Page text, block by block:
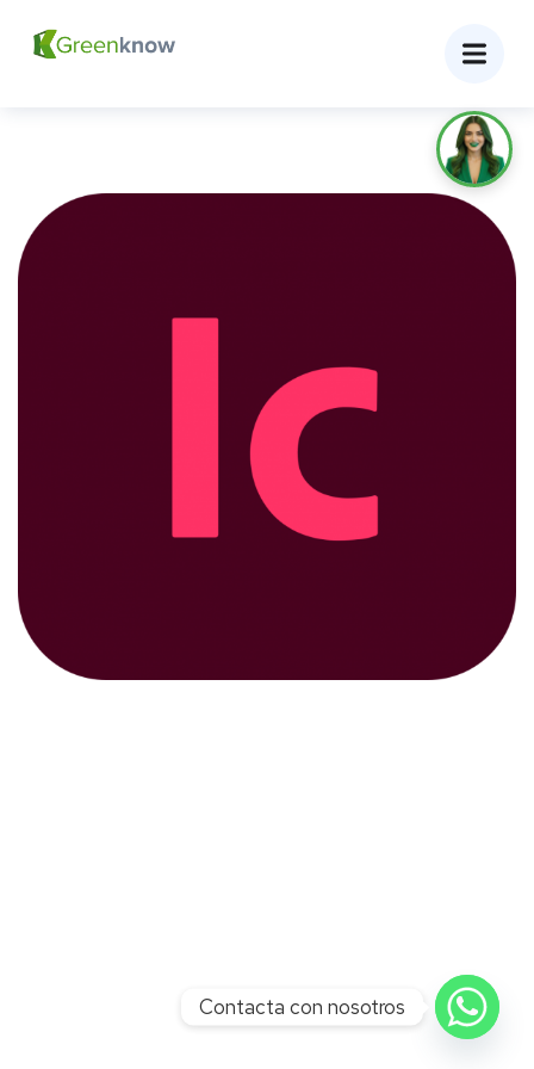
Contacta con nosotros